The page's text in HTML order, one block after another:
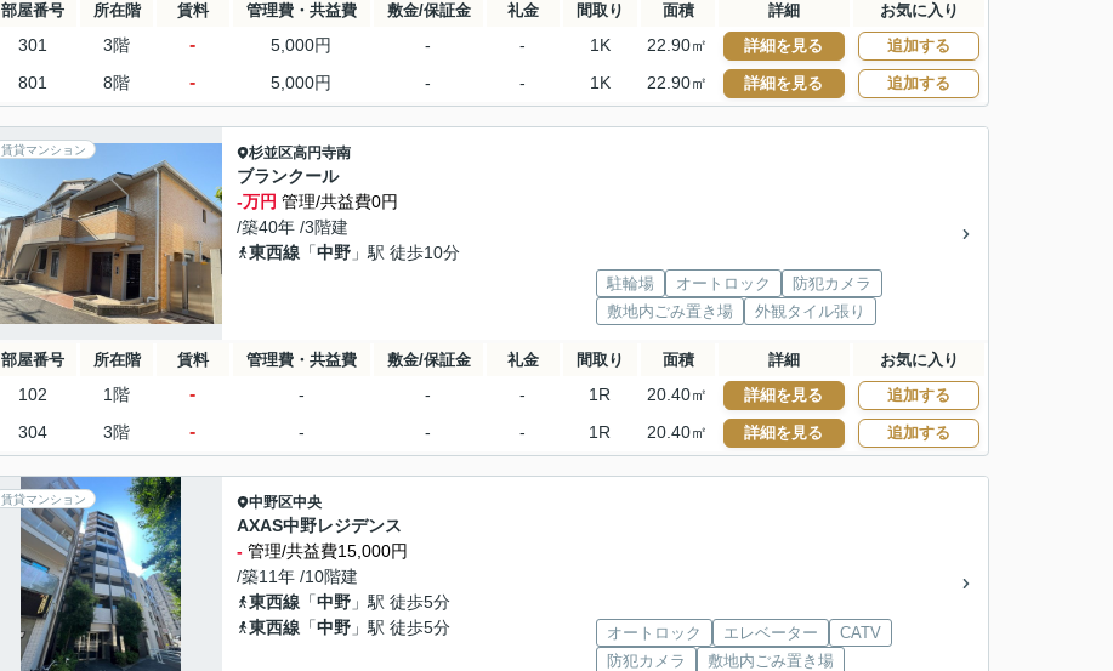
部屋番号 所在階 賃料 管理費・共益費 敷金/保証金 礼金 間取り 面積 詳細 お気に入り
301 3階 - 5,000円 - - 1K 22.90㎡ 詳細を見る 追加する
801 8階 - 5,000円 - - 1K 22.90㎡ 詳細を見る 追加する
賃貸マンション 杉並区高円寺南
ブランクール
-万円 管理/共益費0円
/築40年 /3階建
東西線 「中野 」駅 徒歩10分
駐輪場 オートロック
防犯カメラ
敷地内ごみ置き場
外観タイル張り
部屋番号 所在階 賃料 管理費・共益費 敷金/保証金 礼金 間取り 面積 詳細 お気に入り
102 1階 - - - - 1R 20.40㎡ 詳細を見る 追加する
304 3階 - - - - 1R 20.40㎡ 詳細を見る 追加する
賃貸マンション 中野区中央
AXAS中野レジデンス
- 管理/共益費15,000円
/築11年 /10階建
東西線 「中野 」駅 徒歩5分
東西線 「中野 」駅 徒歩5分 オートロック エレベーター
CATV
防犯カメラ
敷地内ごみ置き場